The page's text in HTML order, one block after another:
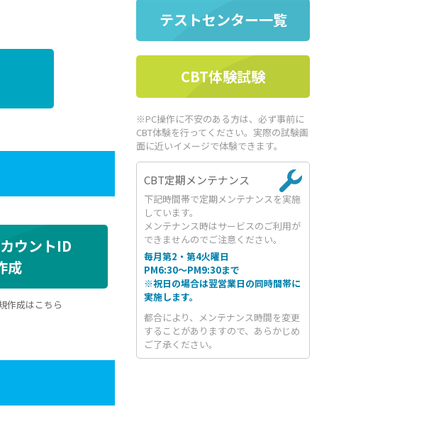
ウントID
成
作成はこちら
テストセンター一覧
CBT体験試験
※PC操作に不安のある方は、必ず事前に
CBT体験を行ってください。実際の試験画
面に近いイメージで体験できます。
CBT定期メンテナンス
下記時間帯で定期メンテナンスを実施
しています。
メンテナンス時はサービスのご利用が
できませんのでご注意ください。
毎月第2・第4火曜日
PM6:30～PM9:30まで
※祝日の場合は翌営業日の同時間帯に
実施します。
都合により、メンテナンス時間を変更
することがありますので、あらかじめ
ご了承ください。